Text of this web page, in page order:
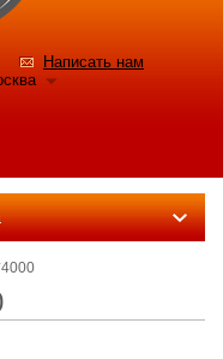
Написать нам